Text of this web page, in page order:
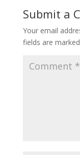
Submit a
Your email
fields are marked